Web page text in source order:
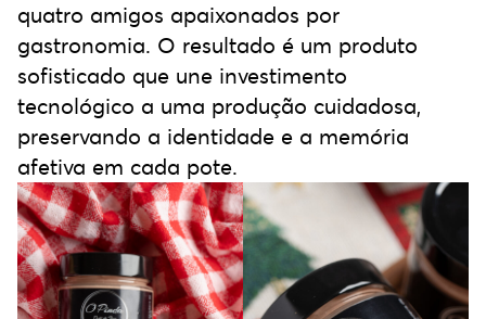
quatro amigos apaixonados por
gastronomia. O resultado é um produto
sofisticado que une investimento
tecnológico a uma produção cuidadosa,
preservando a identidade e a memória
afetiva em cada pote.